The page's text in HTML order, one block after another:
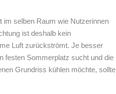
im selben Raum wie Nutzerinnen
ist deshalb kein
Luft zurückströmt. Je besser
festen Sommerplatz sucht und die
Grundriss kühlen möchte, sollte